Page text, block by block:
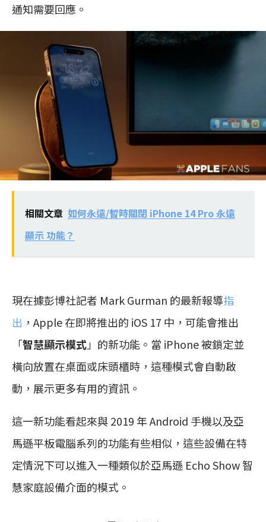
通知需要回應。
相關文章 如何永遠/暫時關閉 iPhone 14 Pro 永遠
顯示 功能？
現在據彭博社記者 Mark Gurman 的最新報導指
出 ，Apple 在即將推出的 iOS 17 中，可能會推出
「智慧顯示模式」的新功能。當 iPhone 被鎖定並
橫向放置在桌面或床頭櫃時，這種模式會自動啟
動，展示更多有用的資訊。
這一新功能看起來與 2019 年 Android 手機以及亞
馬遜平板電腦系列的功能有些相似，這些設備在特
定情況下可以進入一種類似於亞馬遜 Echo Show 智
慧家庭設備介面的模式。